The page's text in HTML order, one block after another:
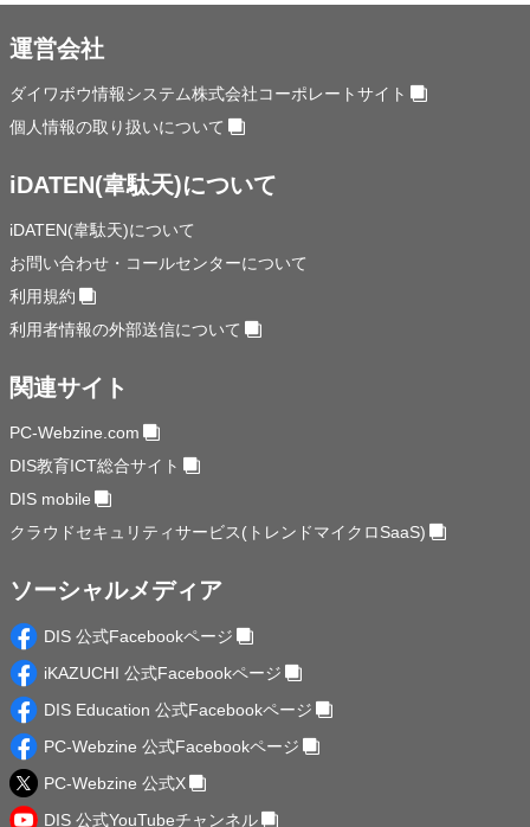
運営会社
ダイワボウ情報システム株式会社コーポレートサイト
個人情報の取り扱いについて
iDATEN(韋駄天)について
iDATEN(韋駄天)について
お問い合わせ・コールセンターについて
利用規約
利用者情報の外部送信について
関連サイト
PC-Webzine.com
DIS教育ICT総合サイト
DIS mobile
クラウドセキュリティサービス(トレンドマイクロSaaS)
ソーシャルメディア
DIS 公式Facebookページ
iKAZUCHI 公式Facebookページ
DIS Education 公式Facebookページ
PC-Webzine 公式Facebookページ
PC-Webzine 公式X
DIS 公式YouTubeチャンネル